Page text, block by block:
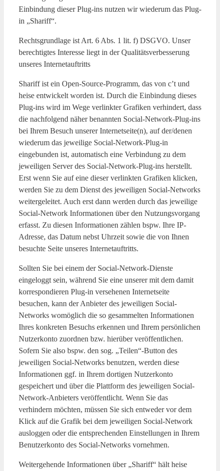
Einbindung dieser Plug-ins nutzen wir wiederum das Plug-
in „Shariff“.
Rechtsgrundlage ist Art. 6 Abs. 1 lit. f) DSGVO. Unser
berechtigtes Interesse liegt in der Qualitätsverbesserung
unseres Internetauftritts
Shariff ist ein Open-Source-Programm, das von c’t und
heise entwickelt worden ist. Durch die Einbindung dieses
Plug-ins wird im Wege verlinkter Grafiken verhindert, dass
die nachfolgend näher benannten Social-Network-Plug-ins
bei Ihrem Besuch unserer Internetseite(n), auf der/denen
wiederum das jeweilige Social-Network-Plug-in
eingebunden ist, automatisch eine Verbindung zu dem
jeweiligen Server des Social-Network-Plug-ins herstellt.
Erst wenn Sie auf eine dieser verlinkten Grafiken klicken,
werden Sie zu dem Dienst des jeweiligen Social-Networks
weitergeleitet. Auch erst dann werden durch das jeweilige
Social-Network Informationen über den Nutzungsvorgang
erfasst. Zu diesen Informationen zählen bspw. Ihre IP-
Adresse, das Datum nebst Uhrzeit sowie die von Ihnen
besuchte Seite unseres Internetauftritts.
Sollten Sie bei einem der Social-Network-Dienste
eingeloggt sein, während Sie eine unserer mit dem damit
korrespondieren Plug-in versehenen Internetseite
besuchen, kann der Anbieter des jeweiligen Social-
Networks womöglich die so gesammelten Informationen
Ihres konkreten Besuchs erkennen und Ihrem persönlichen
Nutzerkonto zuordnen bzw. hierüber veröffentlichen.
Sofern Sie also bspw. den sog. „Teilen“-Button des
jeweiligen Social-Networks benutzen, werden diese
Informationen ggf. in Ihrem dortigen Nutzerkonto
gespeichert und über die Plattform des jeweiligen Social-
Network-Anbieters veröffentlicht. Wenn Sie das
verhindern möchten, müssen Sie sich entweder vor dem
Klick auf die Grafik bei dem jeweiligen Social-Network
ausloggen oder die entsprechenden Einstellungen in Ihrem
Benutzerkonto des Social-Networks vornehmen.
Weitergehende Informationen über „Shariff“ hält heise